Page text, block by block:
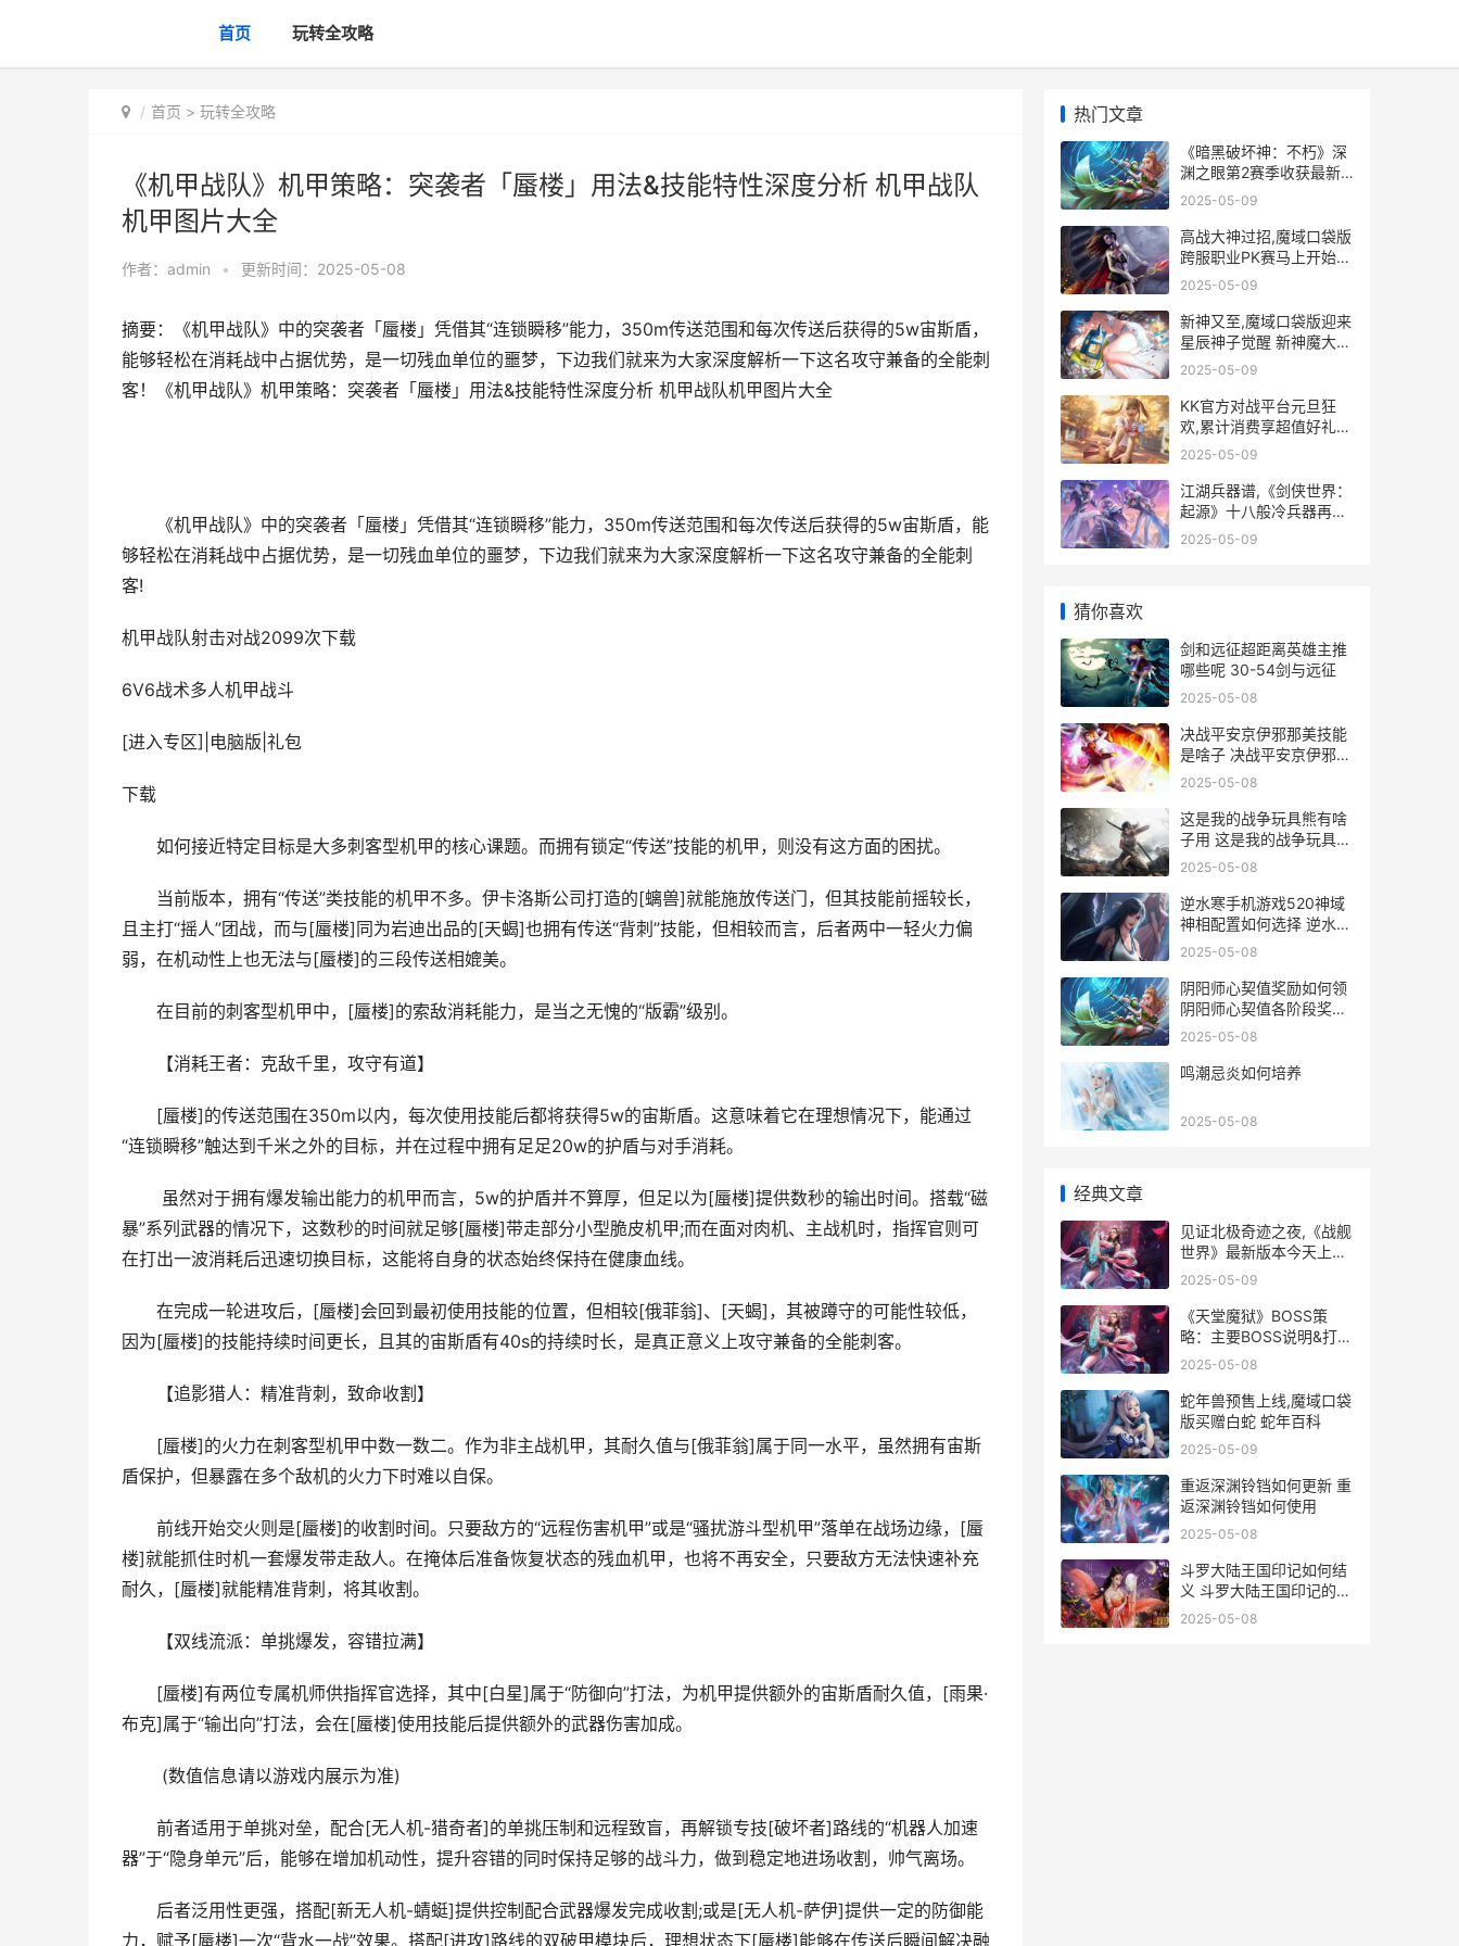
首页 玩转全攻略
首页 > 玩转全攻略
《机甲战队》机甲策略：突袭者「蜃楼」用法&技能特性深度分析 机甲战队
机甲图片大全
作者： admin • 更新时间：2025-05-08
摘要：《机甲战队》中的突袭者「蜃楼」凭借其“连锁瞬移”能力，350m传送范围和每次传送后获得的5w宙斯盾，
能够轻松在消耗战中占据优势，是一切残血单位的噩梦，下边我们就来为大家深度解析一下这名攻守兼备的全能刺
客！《机甲战队》机甲策略：突袭者「蜃楼」用法&技能特性深度分析 机甲战队机甲图片大全
《机甲战队》中的突袭者「蜃楼」凭借其“连锁瞬移”能力，350m传送范围和每次传送后获得的5w宙斯盾，能
够轻松在消耗战中占据优势，是一切残血单位的噩梦，下边我们就来为大家深度解析一下这名攻守兼备的全能刺
客!
机甲战队射击对战2099次下载
6V6战术多人机甲战斗
[进入专区] 电脑版 礼包
下载
​如何接近特定目标是大多刺客型机甲的核心课题。而拥有锁定“传送”技能的机甲，则没有这方面的困扰。
当前版本，拥有“传送”类技能的机甲不多。伊卡洛斯公司打造的[螭兽]就能施放传送门，但其技能前摇较长，
且主打“摇人”团战，而与[蜃楼]同为岩迪出品的[天蝎]也拥有传送“背刺”技能，但相较而言，后者两中一轻火力偏
弱，在机动性上也无法与[蜃楼]的三段传送相媲美。
在目前的刺客型机甲中，[蜃楼]的索敌消耗能力，是当之无愧的“版霸”级别。
【消耗王者：克敌千里，攻守有道】
[蜃楼]的传送范围在350m以内，每次使用技能后都将获得5w的宙斯盾。这意味着它在理想情况下，能通过
“连锁瞬移”触达到千米之外的目标，并在过程中拥有足足20w的护盾与对手消耗。
​ 虽然对于拥有爆发输出能力的机甲而言，5w的护盾并不算厚，但足以为[蜃楼]提供数秒的输出时间。搭载“磁
暴”系列武器的情况下，这数秒的时间就足够[蜃楼]带走部分小型脆皮机甲;而在面对肉机、主战机时，指挥官则可
在打出一波消耗后迅速切换目标，这能将自身的状态始终保持在健康血线。
在完成一轮进攻后，[蜃楼]会回到最初使用技能的位置，但相较[俄菲翁]、[天蝎]，其被蹲守的可能性较低，
因为[蜃楼]的技能持续时间更长，且其的宙斯盾有40s的持续时长，是真正意义上攻守兼备的全能刺客。
【追影猎人：精准背刺，致命收割】
[蜃楼]的火力在刺客型机甲中数一数二。作为非主战机甲，其耐久值与[俄菲翁]属于同一水平，虽然拥有宙斯
盾保护，但暴露在多个敌机的火力下时难以自保。
前线开始交火则是[蜃楼]的收割时间。只要敌方的“远程伤害机甲”或是“骚扰游斗型机甲”落单在战场边缘，[蜃
楼]就能抓住时机一套爆发带走敌人。在掩体后准备恢复状态的残血机甲，也将不再安全，只要敌方无法快速补充
耐久，[蜃楼]就能精准背刺，将其收割。
【双线流派：单挑爆发，容错拉满】
[蜃楼]有两位专属机师供指挥官选择，其中[白星]属于“防御向”打法，为机甲提供额外的宙斯盾耐久值，[雨果·
布克]属于“输出向”打法，会在[蜃楼]使用技能后提供额外的武器伤害加成。
​ (数值信息请以游戏内展示为准)
前者适用于单挑对垒，配合[无人机-猎奇者]的单挑压制和远程致盲，再解锁专技[破坏者]路线的“机器人加速
器”于“隐身单元”后，能够在增加机动性，提升容错的同时保持足够的战斗力，做到稳定地进场收割，帅气离场。
后者泛用性更强，搭配[新无人机-蜻蜓]提供控制配合武器爆发完成收割;或是[无人机-萨伊]提供一定的防御能
力，赋予[蜃楼]一次“背水一战”效果。搭配[进攻]路线的双破甲模块后，理想状态下[蜃楼]能够在传送后瞬间解决融
热门文章
《暗黑破坏神：不朽》深
渊之眼第2赛季收获最新
魔神技能装备 暗黑破坏神
2025-05-09
高战大神过招,魔域口袋版
跨服职业PK赛马上开始
大神大战高挑
2025-05-09
新神又至,魔域口袋版迎来
星辰神子觉醒 新神魔大陆
魔域
2025-05-09
KK官方对战平台元旦狂
欢,累计消费享超值好礼
kk官方对战平台下载
2025-05-09
江湖兵器谱,《剑侠世界：
起源》十八般冷兵器再现
武林真功夫 江湖武器十八
2025-05-09
猜你喜欢
剑和远征超距离英雄主推
哪些呢 30-54剑与远征
2025-05-08
决战平安京伊邪那美技能
是啥子 决战平安京伊邪那
美技能说明 决战平安京伊
2025-05-08
这是我的战争玩具熊有啥
子用 这是我的战争玩具熊
作用方式同享 这是我的战
2025-05-08
逆水寒手机游戏520神域
神相配置如何选择 逆水寒
手机游戏怎么玩
2025-05-08
阴阳师心契值奖励如何领
阴阳师心契值各阶段奖励
集合 阴阳师心契之咒
2025-05-08
鸣潮忌炎如何培养
2025-05-08
经典文章
见证北极奇迹之夜,《战舰
世界》最新版本今天上线
北极之景
2025-05-09
《天堂魔狱》BOSS策
略：主要BOSS说明&打法
机制 天堂的魔
2025-05-08
蛇年兽预售上线,魔域口袋
版买赠白蛇 蛇年百科
2025-05-09
重返深渊铃铛如何更新 重
返深渊铃铛如何使用
2025-05-08
斗罗大陆王国印记如何结
义 斗罗大陆王国印记的邀
请码是什么
2025-05-08